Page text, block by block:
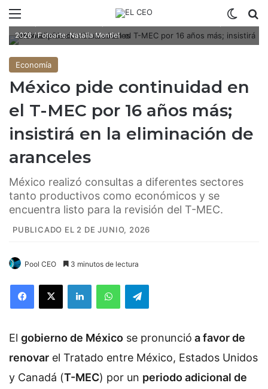
2026 / Fotoarte: Natalia Montiel
Economía
México pide continuidad en
el T-MEC por 16 años más;
insistirá en la eliminación de
aranceles
México realizó consultas a diferentes sectores
tanto productivos como económicos y se
encuentra listo para la revisión del T-MEC.
PUBLICADO EL 2 DE JUNIO, 2026
Pool CEO 3 minutos de lectura
El gobierno de México se pronunció a favor de
renovar el Tratado entre México, Estados Unidos
y Canadá (T-MEC) por un periodo adicional de